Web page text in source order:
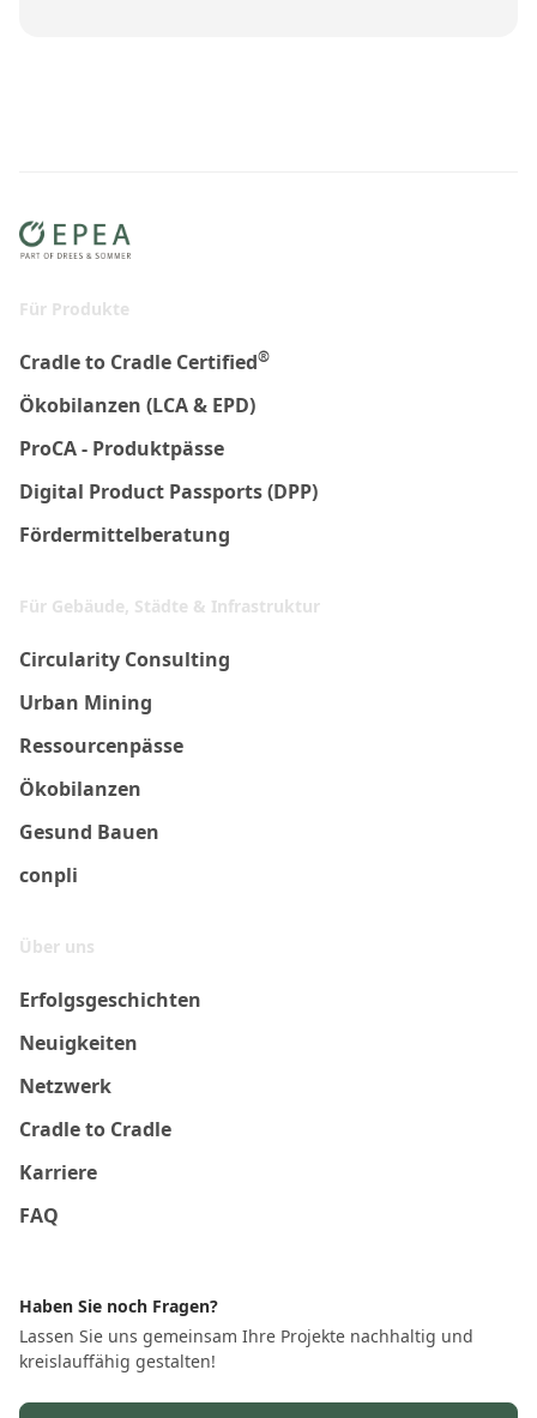
Für Produkte
Cradle to Cradle Certified®
Ökobilanzen (LCA & EPD)
ProCA - Produktpässe
Digital Product Passports (DPP)
Fördermittelberatung
Für Gebäude, Städte & Infrastruktur
Circularity Consulting
Urban Mining
Ressourcenpässe
Ökobilanzen
Gesund Bauen
conpli
Über uns
Erfolgsgeschichten
Neuigkeiten
Netzwerk
Cradle to Cradle
Karriere
FAQ
Haben Sie noch Fragen?
Lassen Sie uns gemeinsam Ihre Projekte nachhaltig und
kreislauffähig gestalten!